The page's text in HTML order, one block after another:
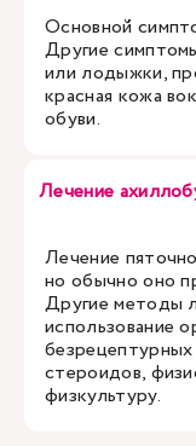
Основной
Другие
или лодыжки,
красная кожа
обуви.
Лечение
Лечение
но обычно оно
Другие методы
использование
стероидов,
физкультуру.